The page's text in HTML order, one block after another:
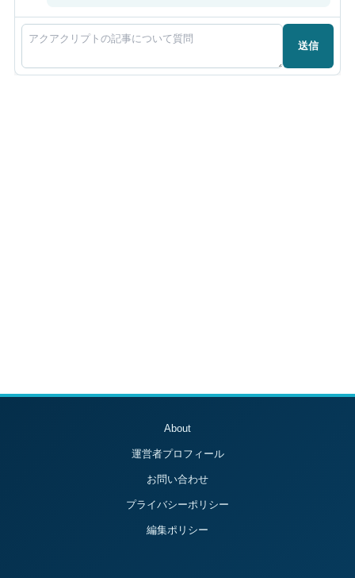
送信
About
運営者プロフィール
お問い合わせ
プライバシーポリシー
編集ポリシー